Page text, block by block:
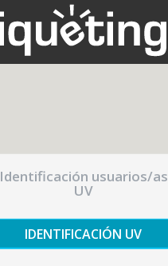
Identificación usuarios/as
UV
IDENTIFICACIÓN UV